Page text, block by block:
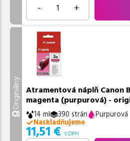
- +
Originálny Atramentová náplň Canon
magenta (purpurová) -
14 ml 390 strán
Purpurová
Naskladňujeme
11,51 € s DPH